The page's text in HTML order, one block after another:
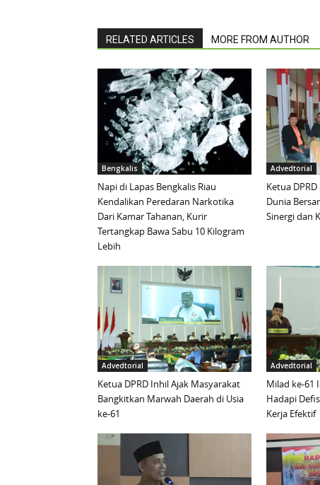
RELATED ARTICLES MORE FROM AUTHOR
Bengkalis
Napi di Lapas Bengkalis Riau
Kendalikan Peredaran Narkotika
Dari Kamar Tahanan, Kurir
Tertangkap Bawa Sabu 10 Kilogram
Lebih
Advedtorial
Ketua
Dunia
Sinergi dan
Advedtorial
Ketua DPRD Inhil Ajak Masyarakat
Bangkitkan Marwah Daerah di Usia
ke-61
Advedtorial
Milad ke-61
Hadapi
Kerja Efektif